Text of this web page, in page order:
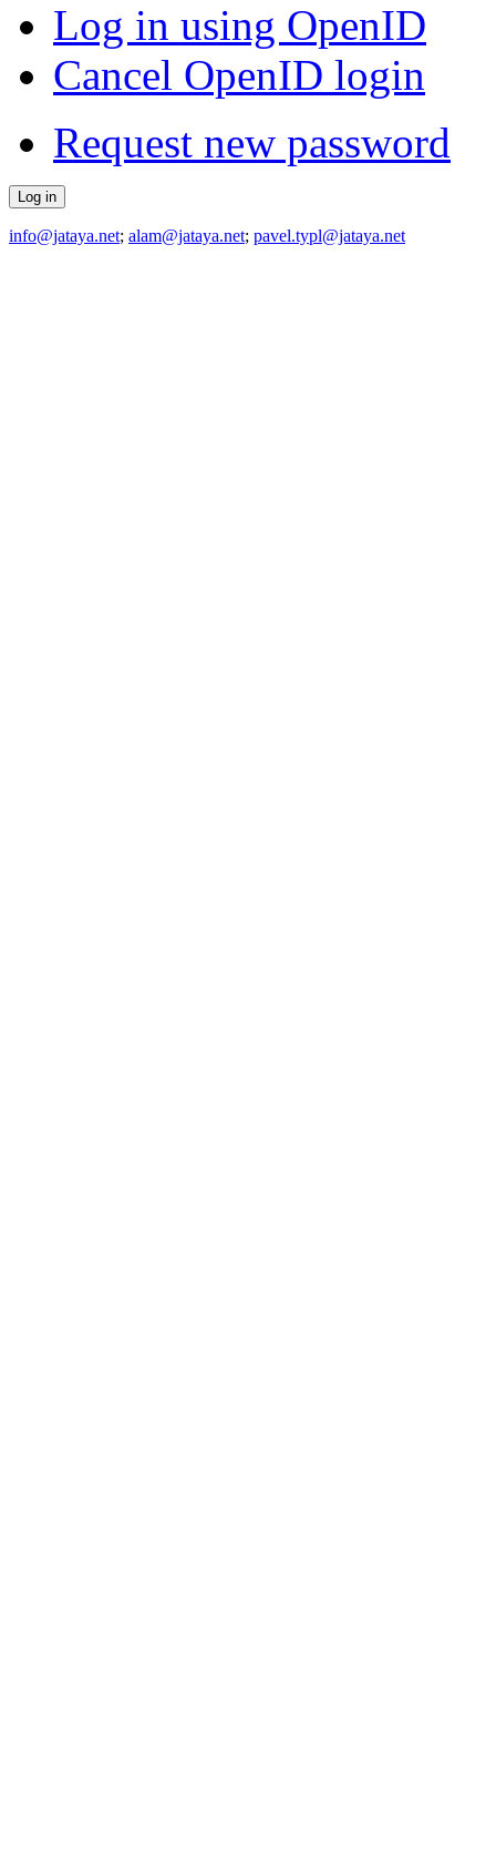
Log in using OpenID
Cancel OpenID login
Request new password
info@jataya.net; alam@jataya.net; pavel.typl@jataya.net